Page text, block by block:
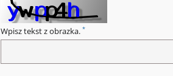
Wpisz tekst z obrazka. *